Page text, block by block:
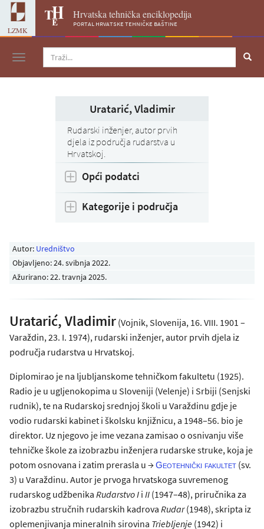
LZMK
Hrvatska tehnička enciklopedija
portal hrvatske tehničke baštine
Navigacija
Autor: Uredništvo
Objavljeno:24. svibnja 2022.
Ažurirano: 22. travnja 2025.
Uratarić, Vladimir (Vojnik, Slovenija, 16. VIII. 1901 –
Varaždin, 23. I. 1974), rudarski inženjer, autor prvih djela iz
područja rudarstva u Hrvatskoj.
Diplomirao je na ljubljanskome tehničkom fakultetu (1925).
Radio je u ugljenokopima u Sloveniji (Velenje) i Srbiji (Senjski
rudnik), te na Rudarskoj srednjoj školi u Varaždinu gdje je
vodio rudarski kabinet i školsku knjižnicu, a 1948–56. bio je
direktor. Uz njegovo je ime vezana zamisao o osnivanju više
tehničke škole za izobrazbu inženjera rudarske struke, koja je
potom osnovana i zatim prerasla u →Geotehnički fakultet (sv.
3) u Varaždinu. Autor je prvoga hrvatskoga suvremenog
rudarskog udžbenika RudarstvoI i II (1947–48), priručnika za
izobrazbu stručnih rudarskih kadrova Rudar(1948), skripta iz
oplemenjivanja mineralnih sirovina Triebljenje (1942) i
Uratarić, Vladimir
Rudarski inženjer, autor prvih
djela iz područja rudarstva u
Hrvatskoj.
Opći podatci
Kategorije i područja